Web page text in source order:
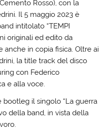
Rosso), con la
Il 5 maggio 2023 è
intitolato “TEMPI
originali ed edito da
in copia fisica. Oltre ai
la title track del disco
con Federico
e alla voce.
bootleg il singolo “La guerra
della band, in vista della